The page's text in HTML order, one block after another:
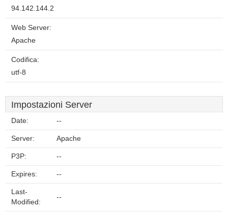
94.142.144.2
Web Server:
Apache
Codifica:
utf-8
Impostazioni Server
Date: --
Server: Apache
P3P: --
Expires: --
Last-
Modified:
--